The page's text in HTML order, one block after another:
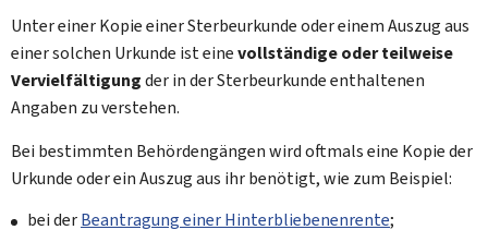
Unter einer Kopie einer Sterbeurkunde oder einem Auszug aus
einer solchen Urkunde ist einevollständige oder teilweise
Vervielfältigungder in der Sterbeurkunde enthaltenen
Angaben zu verstehen.
Bei bestimmten Behördengängen wird oftmals eine Kopie der
Urkunde oder ein Auszug aus ihr benötigt, wie zum Beispiel:
bei derBeantragung einer Hinterbliebenenrente;